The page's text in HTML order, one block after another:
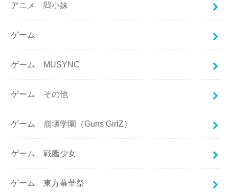
アニメ 閰小妹
ゲーム
ゲーム MUSYNC
ゲーム その他
ゲーム 崩壊学園（Guns GirlZ）
ゲーム 戦艦少女
ゲーム 東方幕華祭